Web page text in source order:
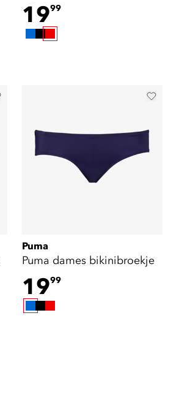
1999
Puma
Puma dames bikinibroekje
1999